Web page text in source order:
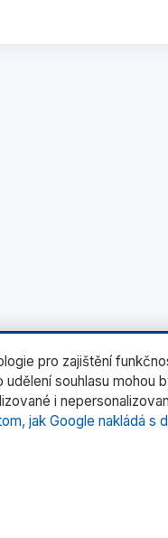
pro zajištění
udělení souhlasu
i
jak Google nakládá s